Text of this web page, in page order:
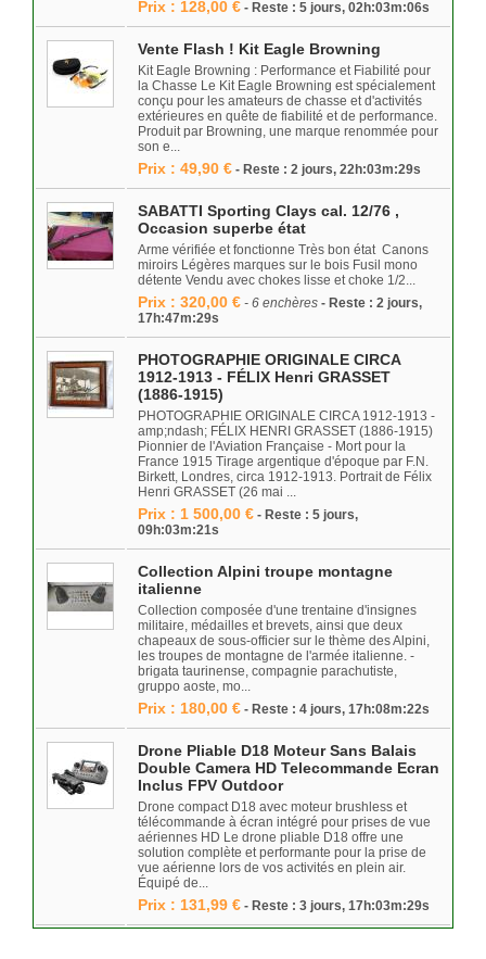
Prix : 128,00 € - Reste : 5 jours, 02h:03m:06s
Vente Flash ! Kit Eagle Browning
Kit Eagle Browning : Performance et Fiabilité pour
la Chasse Le Kit Eagle Browning est spécialement
conçu pour les amateurs de chasse et d'activités
extérieures en quête de fiabilité et de performance.
Produit par Browning, une marque renommée pour
son e...
Prix : 49,90 € - Reste : 2 jours, 22h:03m:29s
SABATTI Sporting Clays cal. 12/76 ,
Occasion superbe état
Arme vérifiée et fonctionne Très bon état Canons
miroirs Légères marques sur le bois Fusil mono
détente Vendu avec chokes lisse et choke 1/2...
Prix : 320,00 € - 6 enchères - Reste : 2 jours,
17h:47m:29s
PHOTOGRAPHIE ORIGINALE CIRCA
1912-1913 - FÉLIX Henri GRASSET
(1886-1915)
PHOTOGRAPHIE ORIGINALE CIRCA 1912-1913 -
amp;ndash; FÉLIX HENRI GRASSET (1886-1915)
Pionnier de l'Aviation Française - Mort pour la
France 1915 Tirage argentique d'époque par F.N.
Birkett, Londres, circa 1912-1913. Portrait de Félix
Henri GRASSET (26 mai ...
Prix : 1 500,00 € - Reste : 5 jours,
09h:03m:21s
Collection Alpini troupe montagne
italienne
Collection composée d'une trentaine d'insignes
militaire, médailles et brevets, ainsi que deux
chapeaux de sous-officier sur le thème des Alpini,
les troupes de montagne de l'armée italienne. -
brigata taurinense, compagnie parachutiste,
gruppo aoste, mo...
Prix : 180,00 € - Reste : 4 jours, 17h:08m:22s
Drone Pliable D18 Moteur Sans Balais
Double Camera HD Telecommande Ecran
Inclus FPV Outdoor
Drone compact D18 avec moteur brushless et
télécommande à écran intégré pour prises de vue
aériennes HD Le drone pliable D18 offre une
solution complète et performante pour la prise de
vue aérienne lors de vos activités en plein air.
Équipé de...
Prix : 131,99 € - Reste : 3 jours, 17h:03m:29s